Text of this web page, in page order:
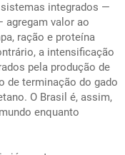
sistemas integrados —
agregam valor ao
ração e proteína
a intensificação
pela produção de
de terminação do gado
O Brasil é, assim,
enquanto